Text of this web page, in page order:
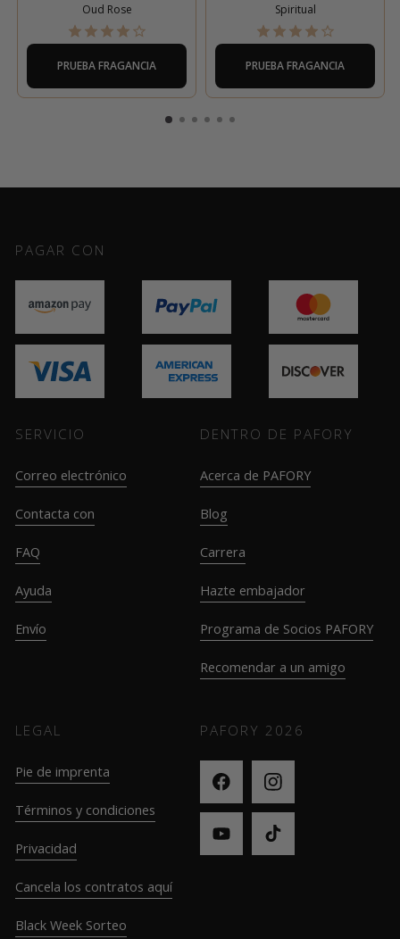
Oud Rose
PRUEBA FRAGANCIA
Spiritual
PRUEBA FRAGANCIA
PAGAR CON
SERVICIO
Correo electrónico
Contacta con
FAQ
Ayuda
Envío
DENTRO DE PAFORY
Acerca de PAFORY
Blog
Carrera
Hazte embajador
Programa de Socios PAFORY
Recomendar a un amigo
LEGAL
Pie de imprenta
Términos y condiciones
Privacidad
Cancela los contratos aquí
Black Week Sorteo
PAFORY 2026